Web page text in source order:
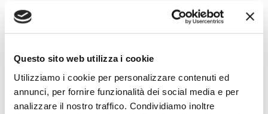
Questo sito web utilizza i cookie
Utilizziamo i cookie per personalizzare contenuti ed
annunci, per fornire funzionalità dei social media e per
analizzare il nostro traffico. Condividiamo inoltre